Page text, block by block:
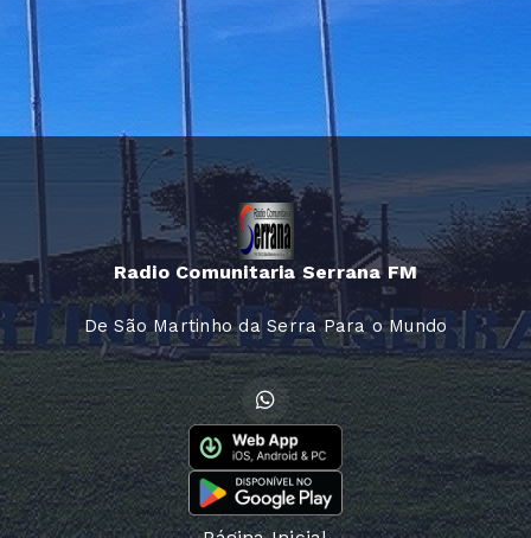
Radio Comunitaria Serrana FM
De São Martinho da Serra Para o Mundo